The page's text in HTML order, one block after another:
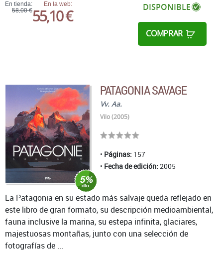
En tienda:
58,00 €
En la web:
55,10 € DISPONIBLE
COMPRAR
PATAGONIA SAVAGE
Vv. Aa.
Vilo (2005)
Páginas: 157
Fecha de edición: 2005
La Patagonia en su estado más salvaje queda reflejado en
este libro de gran formato, su descripción medioambiental,
fauna inclusive la marina, su estepa infinita, glaciares,
majestuosas montañas, junto con una selección de
fotografías de ...